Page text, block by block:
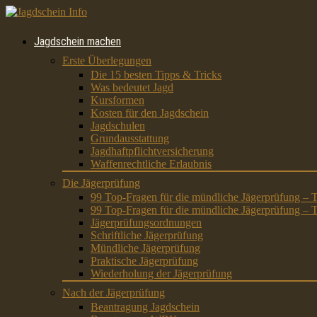
Jagdschein machen
Erste Überlegungen
Die 15 besten Tipps & Tricks
Was bedeutet Jagd
Kursformen
Kosten für den Jagdschein
Jagdschulen
Grundausstattung
Jagdhaftpflichtversicherung
Waffenrechtliche Erlaubnis
Die Jägerprüfung
99 Top-Fragen für die mündliche Jägerprüfung –
99 Top-Fragen für die mündliche Jägerprüfung –
Jägerprüfungsordnungen
Schriftliche Jägerprüfung
Mündliche Jägerprüfung
Praktische Jägerprüfung
Wiederholung der Jägerprüfung
Nach der Jägerprüfung
Beantragung Jagdschein